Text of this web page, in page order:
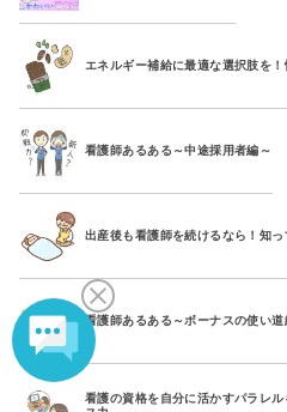
エネルギー補給に最適な選択肢を
看護師あるある～中途採用者編～
出産後も看護師を続けるなら！知
看護師あるある～ボーナスの使い道
看護の資格を自分に活かすパラレ